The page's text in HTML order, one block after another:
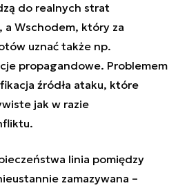
do realnych strat
Wschodem, który za
uznać także np.
propagandowe. Problemem
źródła ataku, które
jak w razie
linia pomiędzy
zamazywana –